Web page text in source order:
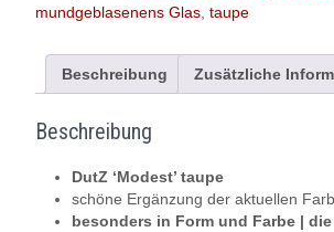
versch.
Menge
mundgeblasenens Glas taupe
Beschreibung Zusätzliche
Beschreibung
DutZ ‘Modest’ taupe
schöne Ergänzung der aktuellen
besonders in Form und Farbe |